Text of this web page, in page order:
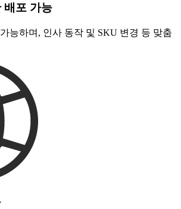
배포 가능
능하며, 인사 동작 및 SKU 변경 등 맞춤